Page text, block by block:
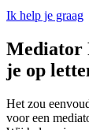
Ik help je graag
Mediator
je op
Het zou
voor een